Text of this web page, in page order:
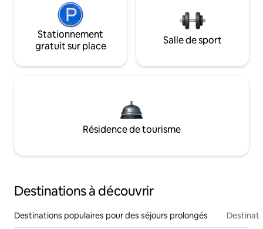
Stationnement
gratuit sur place
Salle de sport
Résidence de tourisme
Destinations à découvrir
Destinations populaires pour des séjours prolongés